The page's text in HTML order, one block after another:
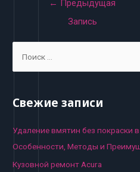
← Предыдущая
Запись
r
h
f
o
Свежие записи
Удаление вмятин без покраски
Особенности, Методы и
Кузовной ремонт Acura